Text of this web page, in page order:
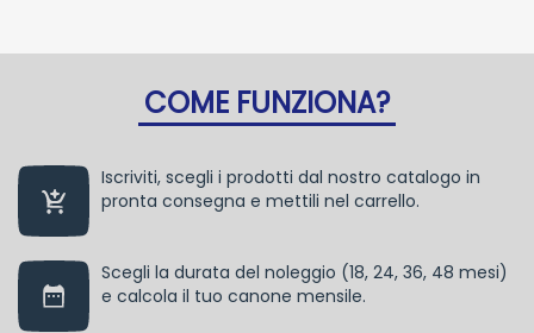
COME FUNZIONA?
Iscriviti, scegli i prodotti dal nostro catalogo in
pronta consegna e mettili nel carrello.
Scegli la durata del noleggio (18, 24, 36, 48 mesi)
e calcola il tuo canone mensile.